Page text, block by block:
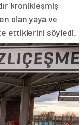
kronikleşmiş
olan yaya ve
ettiklerini söyledi.